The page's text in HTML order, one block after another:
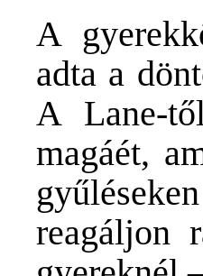
A
adta a
A Lane-
magáét,
reagáljon